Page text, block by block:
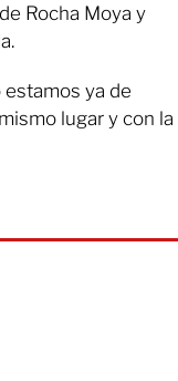
Rocha Moya y
ya de
lugar y con la